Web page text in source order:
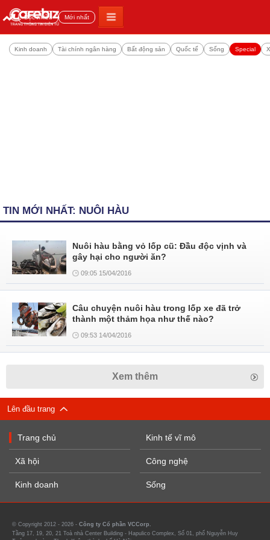
Đọc nhiều Mới nhất
Kinh doanh Tài chính ngân hàng Bất động sản Quốc tế Sống Special
TIN MỚI NHẤT: NUÔI HÀU
Nuôi hàu bằng vỏ lốp cũ: Đầu độc vịnh và
gây hại cho người ăn?
09:05 15/04/2016
Câu chuyện nuôi hàu trong lốp xe đã trở
thành một thảm họa như thế nào?
09:53 14/04/2016
Xem thêm
Lên đầu trang
Trang chủ
Xã hội
Kinh doanh
Kinh tế vĩ mô
Công nghệ
Sống
© Copyright 2012 - 2026 - Công ty Cổ phần VCCorp.
Tầng 17, 19, 20, 21 Toà nhà Center Building - Hapulico Complex, Số 01, phố Nguyễn Huy